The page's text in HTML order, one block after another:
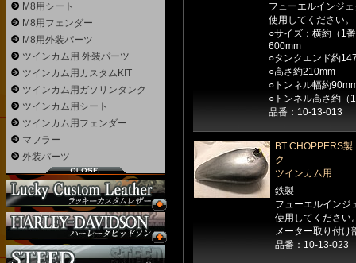
フューエルインジ
使用してください。
○サイズ：横約（1
600mm
○タンクエンド約
○高さ約210mm
○トンネル幅約
○トンネル高さ約（
品番：10-13-013
BT CHOPPERS
ク
ツインカム用
鉄製
フューエルインジ
使用してください
メーター取り付け
品番：10-13-023
M8用シート
M8用フェンダー
M8用外装パーツ
ツインカム用 外装パーツ
ツインカム用カスタムKIT
ツインカム用ガソリンタンク
ツインカム用シート
ツインカム用フェンダー
マフラー
外装パーツ